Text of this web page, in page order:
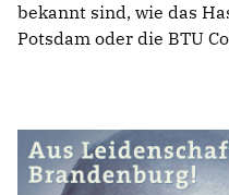
bekannt sind, wie das
Potsdam oder die BTU